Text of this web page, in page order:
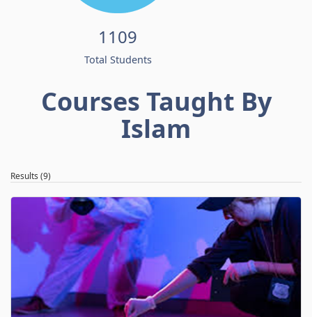
1109
Total Students
Courses Taught By
Islam
Results (9)